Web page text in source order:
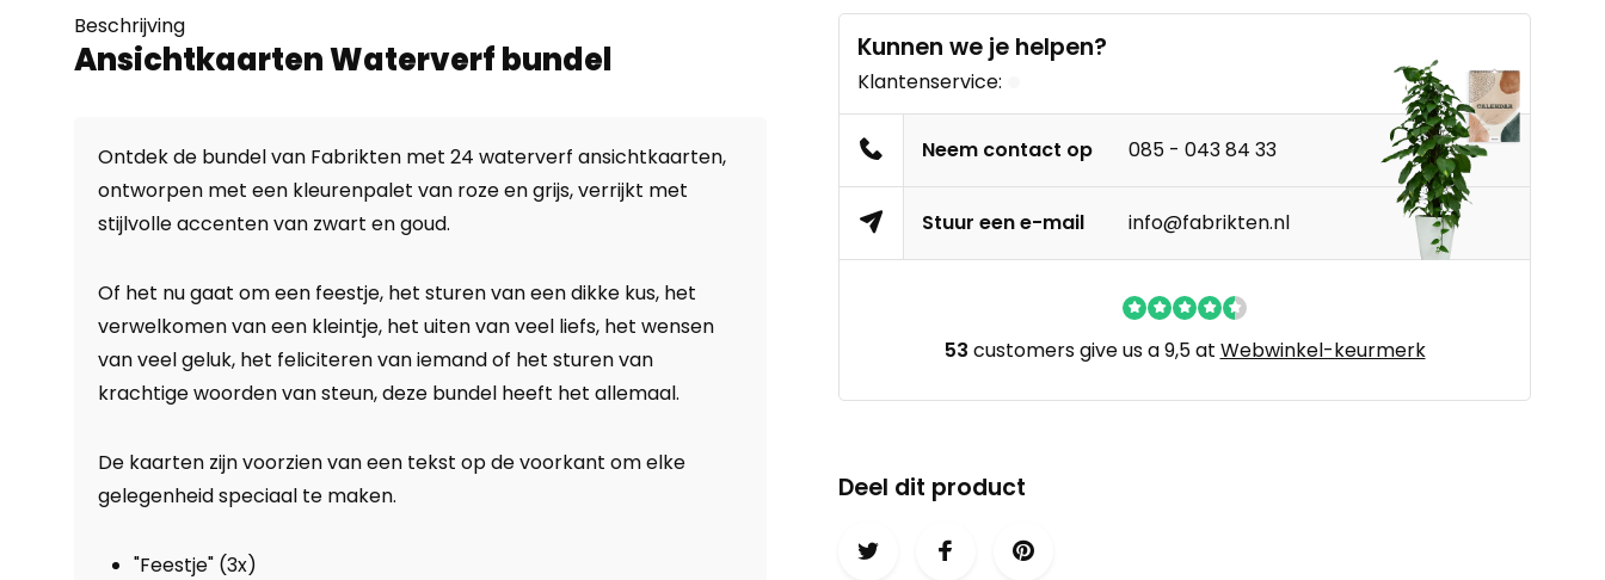
Beschrijving
Ansichtkaarten Waterverf bundel
Ontdek de bundel van Fabrikten met 24 waterverf ansichtkaarten,
ontworpen met een kleurenpalet van roze en grijs, verrijkt met
stijlvolle accenten van zwart en goud.
Of het nu gaat om een feestje, het sturen van een dikke kus, het
verwelkomen van een kleintje, het uiten van veel liefs, het wensen
van veel geluk, het feliciteren van iemand of het sturen van
krachtige woorden van steun, deze bundel heeft het allemaal.
De kaarten zijn voorzien van een tekst op de voorkant om elke
gelegenheid speciaal te maken.
"Feestje" (3x)
Kunnen we je helpen?
Klantenservice:
Neem contact op 085 - 043 84 33
Stuur een e-mail info@fabrikten.nl
53 customers give us a 9,5 at Webwinkel-keurmerk
Deel dit product